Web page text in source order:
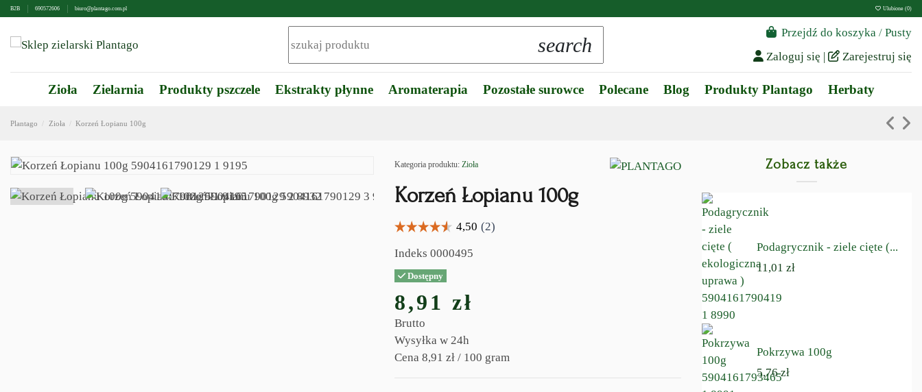
B2B 690572606 biuro@plantago.com.pl Ulubione (0)
search
Przejdź do koszyka / Pusty
Zaloguj się
Zarejestruj się
Zioła Zielarnia Produkty pszczele Ekstrakty płynne Aromaterapia Pozostałe surowce Polecane Blog Produkty Plantago Herbaty
Plantago Zioła Korzeń Łopianu 100g
Kategoria produktu: Zioła
Korzeń Łopianu 100g
Indeks 0000495
Dostępny
8,91 zł
Brutto
Wysyłka w 24h
Cena 8,91 zł / 100 gram
Zobacz także
Podagrycznik - ziele cięte (...
11,01 zł
Pokrzywa 100g
5,76 zł